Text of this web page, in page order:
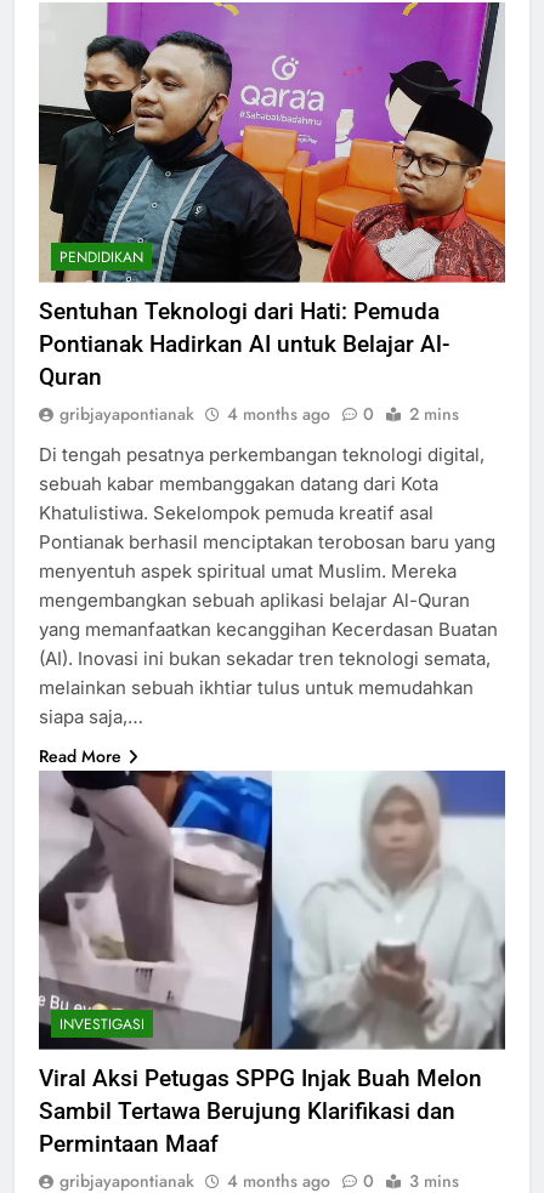
PENDIDIKAN
Sentuhan Teknologi dari Hati: Pemuda
Pontianak Hadirkan AI untuk Belajar Al-
Quran
gribjayapontianak 4 months ago 0 2 mins
Di tengah pesatnya perkembangan teknologi digital,
sebuah kabar membanggakan datang dari Kota
Khatulistiwa. Sekelompok pemuda kreatif asal
Pontianak berhasil menciptakan terobosan baru yang
menyentuh aspek spiritual umat Muslim. Mereka
mengembangkan sebuah aplikasi belajar Al-Quran
yang memanfaatkan kecanggihan Kecerdasan Buatan
(AI). Inovasi ini bukan sekadar tren teknologi semata,
melainkan sebuah ikhtiar tulus untuk memudahkan
siapa saja,…
Read More
INVESTIGASI
Viral Aksi Petugas SPPG Injak Buah Melon
Sambil Tertawa Berujung Klarifikasi dan
Permintaan Maaf
gribjayapontianak 4 months ago 0 3 mins